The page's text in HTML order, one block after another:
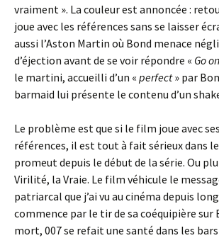
vraiment ». La couleur est annoncée :
joue avec les références sans se laisser
aussi l’Aston Martin où Bond menace
d’éjection avant de se voir répondre « Go
le martini, accueilli d’un « perfect» par
barmaid lui présente le contenu d’un
Le problème est que si le film joue avec
références, il est tout à fait sérieux dans
promeut depuis le début de la série. Ou
Virilité, la Vraie. Le film véhicule le
patriarcal que j’ai vu au cinéma depuis
commence par le tir de sa coéquipière sur
mort, 007 se refait une santé dans les